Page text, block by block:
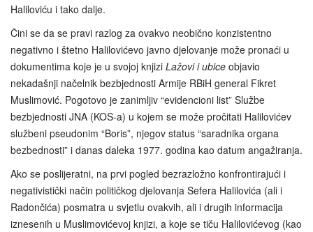
Haliloviću i tako dalje.
Čini se da se pravi razlog za ovakvo neobično konzistentno
negativno i štetno Halilovićevo javno djelovanje može pronaći u
dokumentima koje je u svojoj knjizi Lažovi i ubice objavio
nekadašnji načelnik bezbjednosti Armije RBiH general Fikret
Muslimović. Pogotovo je zanimljiv “evidencioni list” Službe
bezbjednosti JNA (KOS-a) u kojem se može pročitati Halilovićev
službeni pseudonim “Boris”, njegov status “saradnika organa
bezbednosti” i danas daleka 1977. godina kao datum angažiranja.
Ako se poslijeratni, na prvi pogled bezrazložno konfrontirajući i
negativistički način političkog djelovanja Sefera Halilovića (ali i
Radončića) posmatra u svjetlu ovakvih, ali i drugih informacija
iznesenih u Muslimovićevoj knjizi, a koje se tiču Halilovićevog (kao